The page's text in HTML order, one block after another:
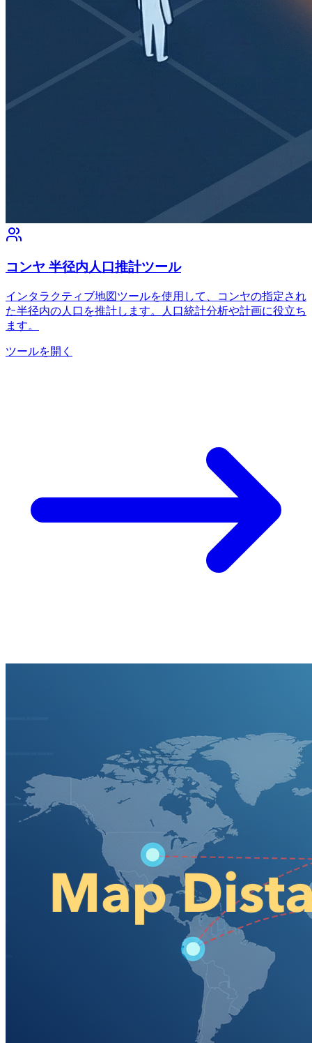
コンヤ 半径内人口推計ツール
インタラクティブ地図ツールを使用して、コンヤの指定され
た半径内の人口を推計します。人口統計分析や計画に役立ち
ます。
ツールを開く